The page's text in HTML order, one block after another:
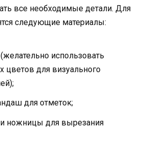
все необходимые детали. Для
следующие материалы:
использовать
цветов для визуального
для отметок;
ножницы для вырезания